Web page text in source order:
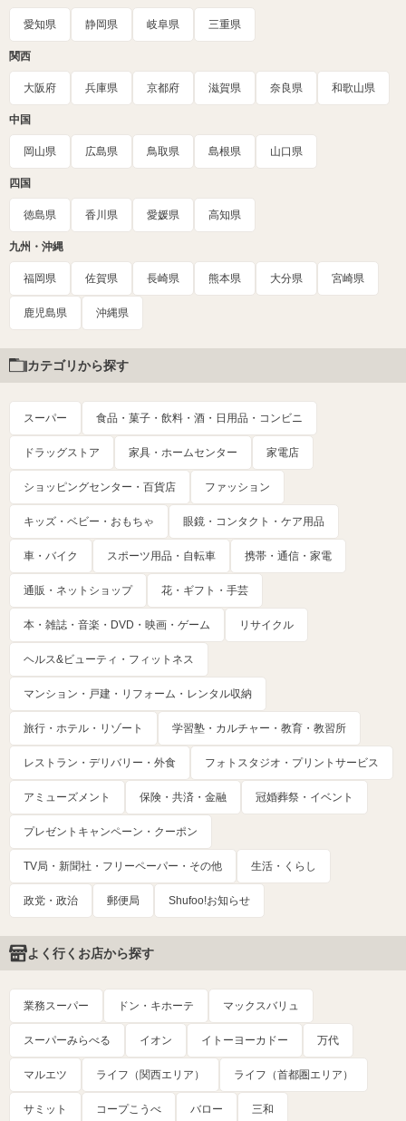
愛知県 静岡県 岐阜県 三重県
関西
大阪府 兵庫県 京都府 滋賀県 奈良県 和歌山県
中国
岡山県 広島県 鳥取県 島根県 山口県
四国
徳島県 香川県 愛媛県 高知県
九州・沖縄
福岡県 佐賀県 長崎県 熊本県 大分県 宮崎県
鹿児島県 沖縄県
カテゴリから探す
スーパー 食品・菓子・飲料・酒・日用品・コンビニ
ドラッグストア 家具・ホームセンター 家電店
ショッピングセンター・百貨店 ファッション
キッズ・ベビー・おもちゃ 眼鏡・コンタクト・ケア用品
車・バイク スポーツ用品・自転車 携帯・通信・家電
通販・ネットショップ 花・ギフト・手芸
本・雑誌・音楽・DVD・映画・ゲーム リサイクル
ヘルス&ビューティ・フィットネス
マンション・戸建・リフォーム・レンタル収納
旅行・ホテル・リゾート 学習塾・カルチャー・教育・教習所
レストラン・デリバリー・外食 フォトスタジオ・プリントサービス
アミューズメント 保険・共済・金融 冠婚葬祭・イベント
プレゼントキャンペーン・クーポン
TV局・新聞社・フリーペーパー・その他 生活・くらし
政党・政治 郵便局 Shufoo!お知らせ
よく行くお店から探す
業務スーパー ドン・キホーテ マックスバリュ
スーパーみらべる イオン イトーヨーカドー 万代
マルエツ ライフ（関西エリア） ライフ（首都圏エリア）
サミット コープこうべ バロー 三和